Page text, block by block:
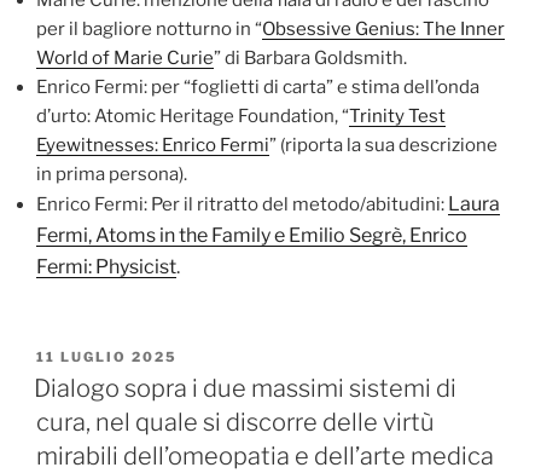
per il bagliore notturno in “Obsessive Genius: The Inner
World of Marie Curie” di Barbara Goldsmith.
Enrico Fermi: per “foglietti di carta” e stima dell’onda
d’urto: Atomic Heritage Foundation, “Trinity Test
Eyewitnesses: Enrico Fermi” (riporta la sua descrizione
in prima persona).
Enrico Fermi: Per il ritratto del metodo/abitudini: Laura
Fermi, Atoms in the Family e Emilio Segrè, Enrico
Fermi: Physicist.
PUBBLICATO
IL
11 LUGLIO 2025
Dialogo sopra i due massimi sistemi di
cura, nel quale si discorre delle virtù
mirabili dell’omeopatia e dell’arte medica